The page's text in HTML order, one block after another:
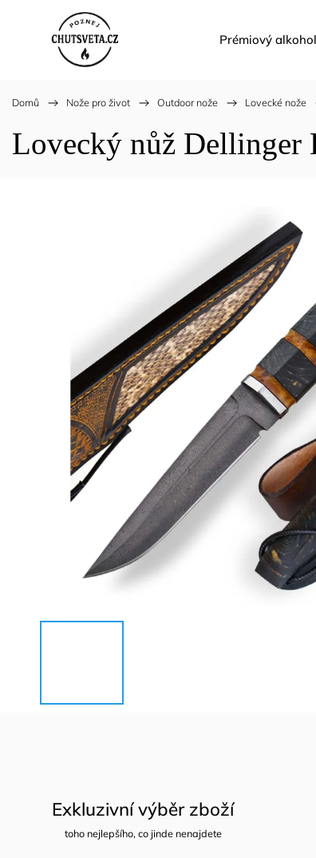
Prémiový alkohol
Domů / Nože pro život / Outdoor nože / Lovecké nože
Lovecký nůž Dellinger
Exkluzivní výběr zboží
toho nejlepšího, co jinde nenajdete